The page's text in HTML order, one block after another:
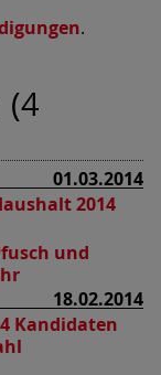
.
(4
01.03.2014
2014
und
18.02.2014
Kandidaten